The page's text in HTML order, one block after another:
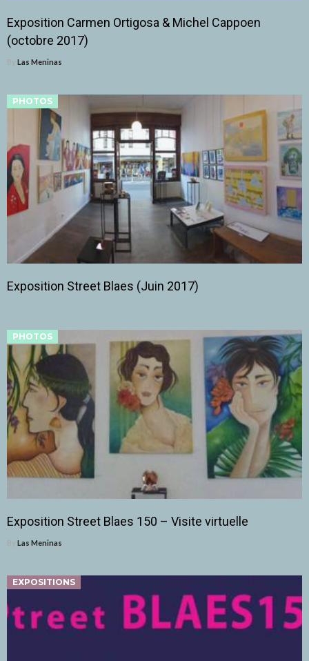
Exposition Carmen Ortigosa & Michel Cappoen
(octobre 2017)
By Las Meninas
PHOTOS
Exposition Street Blaes (Juin 2017)
PHOTOS
Exposition Street Blaes 150 – Visite virtuelle
By Las Meninas
EXPOSITIONS